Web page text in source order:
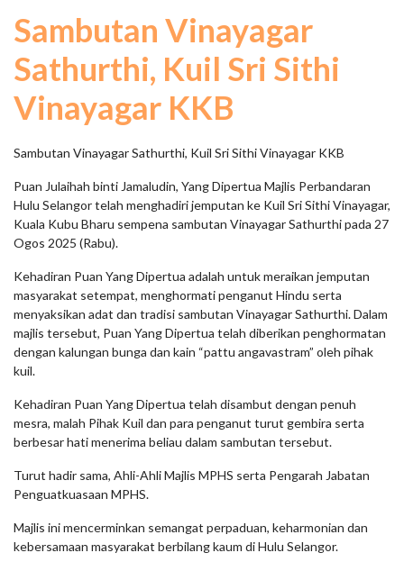
Sambutan Vinayagar
Sathurthi, Kuil Sri Sithi
Vinayagar KKB
Sambutan Vinayagar Sathurthi, Kuil Sri Sithi Vinayagar KKB
Puan Julaihah binti Jamaludin, Yang Dipertua Majlis Perbandaran
Hulu Selangor telah menghadiri jemputan ke Kuil Sri Sithi Vinayagar,
Kuala Kubu Bharu sempena sambutan Vinayagar Sathurthi pada 27
Ogos 2025 (Rabu).
Kehadiran Puan Yang Dipertua adalah untuk meraikan jemputan
masyarakat setempat, menghormati penganut Hindu serta
menyaksikan adat dan tradisi sambutan Vinayagar Sathurthi. Dalam
majlis tersebut, Puan Yang Dipertua telah diberikan penghormatan
dengan kalungan bunga dan kain “pattu angavastram” oleh pihak
kuil.
Kehadiran Puan Yang Dipertua telah disambut dengan penuh
mesra, malah Pihak Kuil dan para penganut turut gembira serta
berbesar hati menerima beliau dalam sambutan tersebut.
Turut hadir sama, Ahli-Ahli Majlis MPHS serta Pengarah Jabatan
Penguatkuasaan MPHS.
Majlis ini mencerminkan semangat perpaduan, keharmonian dan
kebersamaan masyarakat berbilang kaum di Hulu Selangor.